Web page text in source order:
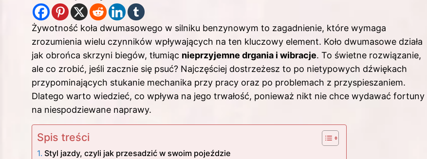
Żywotność koła dwumasowego w silniku benzynowym to zagadnienie, które wymaga
zrozumienia wielu czynników wpływających na ten kluczowy element. Koło dwumasowe działa
jak obrońca skrzyni biegów, tłumiąc nieprzyjemne drgania i wibracje. To świetne rozwiązanie,
ale co zrobić, jeśli zacznie się psuć? Najczęściej dostrzeżesz to po nietypowych dźwiękach
przypominających stukanie mechanika przy pracy oraz po problemach z przyspieszaniem.
Dlatego warto wiedzieć, co wpływa na jego trwałość, ponieważ nikt nie chce wydawać fortuny
na niespodziewane naprawy.
Spis treści
Styl jazdy, czyli jak przesadzić w swoim pojeździe